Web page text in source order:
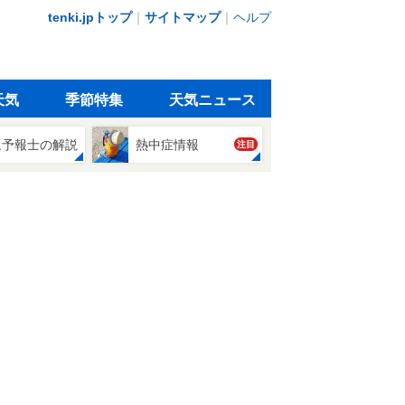
tenki.jpトップ｜ サイトマップ｜ ヘルプ
気 季節特集 天気ニュース
報士の解説 熱中症情報 注目